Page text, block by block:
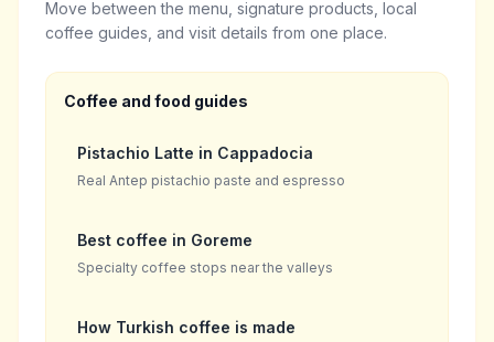
Move between the menu, signature products, local
coffee guides, and visit details from one place.
Coffee and food guides
Pistachio Latte in Cappadocia
Real Antep pistachio paste and espresso
Best coffee in Goreme
Specialty coffee stops near the valleys
How Turkish coffee is made